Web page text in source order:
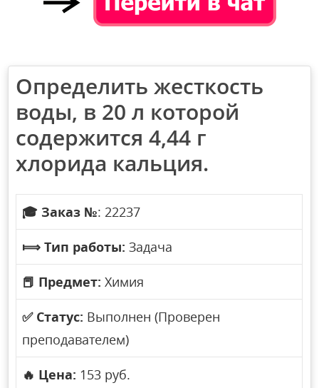
Определить жесткость
воды, в 20 л которой
содержится 4,44 г
хлорида кальция.
🎓 Заказ №: 22237
⟾ Тип работы: Задача
📕 Предмет: Химия
✅ Статус: Выполнен (Проверен
преподавателем)
🔥 Цена: 153 руб.